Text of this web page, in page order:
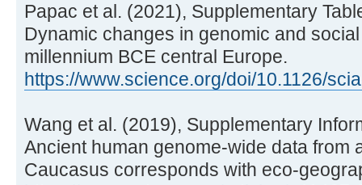
Papac et al. (2021), Supplementary
Dynamic changes in genomic and
millennium BCE central Europe.
https://www.science.org/doi/10.1126/
Wang et al. (2019), Supplementary
Ancient human genome-wide data from
Caucasus corresponds with eco-